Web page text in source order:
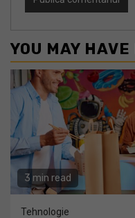
YOU MAY
3 min read
Tehnologie